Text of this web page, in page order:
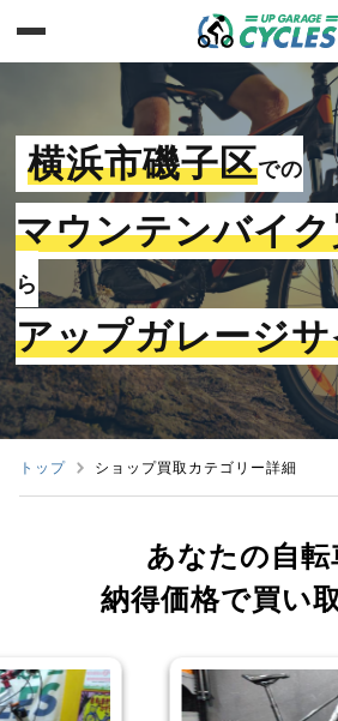
横浜市磯子区での
マウンテンバイ
ら
アップガレージ
トップ ショップ買取カテゴリー詳細
あなたの自転
納得価格で買い